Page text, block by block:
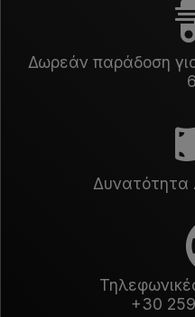
Δωρεάν παράδοση
Δυνατότητα
+30